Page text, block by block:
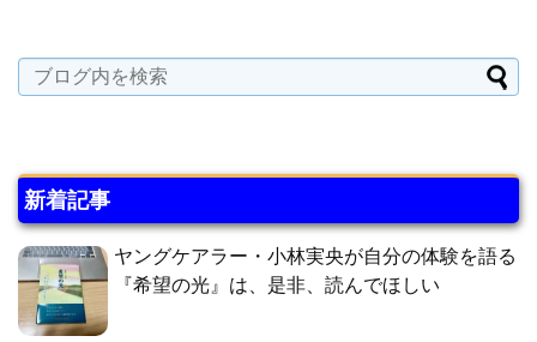
新着記事
ヤングケアラー・小林実央が自分の体験を語る
『希望の光』は、是非、読んでほしい